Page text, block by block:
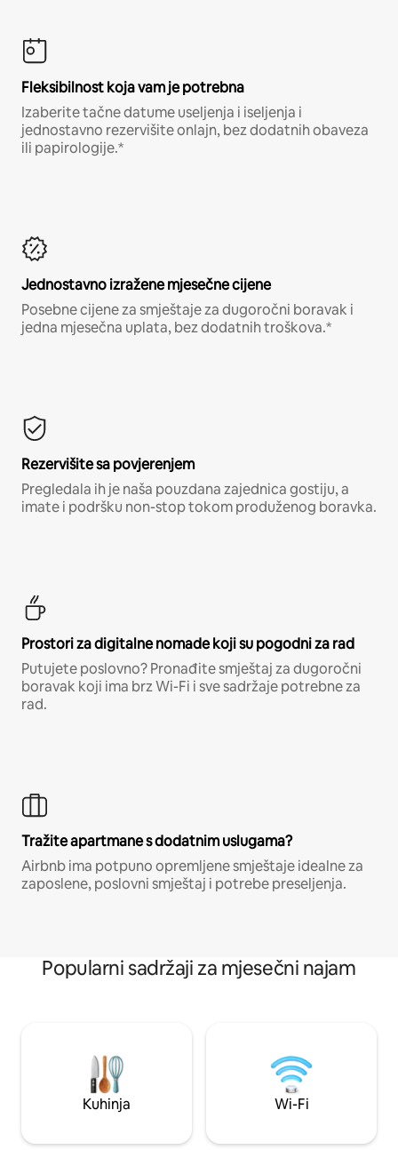
Fleksibilnost koja vam je potrebna
Izaberite tačne datume useljenja i iseljenja i
jednostavno rezervišite onlajn, bez dodatnih obaveza
ili papirologije.*
Jednostavno izražene mjesečne cijene
Posebne cijene za smještaje za dugoročni boravak i
jedna mjesečna uplata, bez dodatnih troškova.*
Rezervišite sa povjerenjem
Pregledala ih je naša pouzdana zajednica gostiju, a
imate i podršku non-stop tokom produženog boravka.
Prostori za digitalne nomade koji su pogodni za rad
Putujete poslovno? Pronađite smještaj za dugoročni
boravak koji ima brz Wi-Fi i sve sadržaje potrebne za
rad.
Tražite apartmane s dodatnim uslugama?
Airbnb ima potpuno opremljene smještaje idealne za
zaposlene, poslovni smještaj i potrebe preseljenja.
Popularni sadržaji za mjesečni najam
Kuhinja Wi-Fi